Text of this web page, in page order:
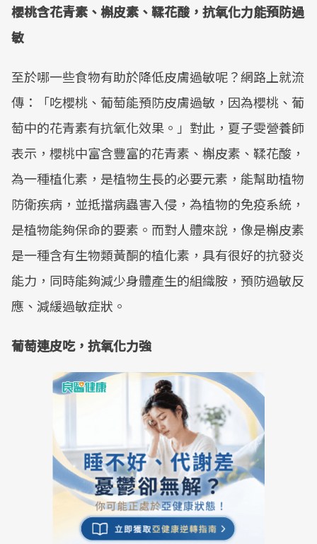
櫻桃含花青素、槲皮素、鞣花酸，抗氧化力能預防過
敏
至於哪一些食物有助於降低皮膚過敏呢？網路上就流
傳：「吃櫻桃、葡萄能預防皮膚過敏，因為櫻桃、葡
萄中的花青素有抗氧化效果。」對此，夏子雯營養師
表示，櫻桃中富含豐富的花青素、槲皮素、鞣花酸，
為一種植化素，是植物生長的必要元素，能幫助植物
防衛疾病，並抵擋病蟲害入侵，為植物的免疫系統，
是植物能夠保命的要素。而對人體來說，像是槲皮素
是一種含有生物類黃酮的植化素，具有很好的抗發炎
能力，同時能夠減少身體產生的組織胺，預防過敏反
應、減緩過敏症狀。
葡萄連皮吃，抗氧化力強